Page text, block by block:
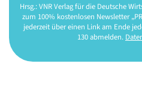
Hrsg.: VNR Verlag für die Deutsche
zum 100% kostenlosen Newsletter
jederzeit über einen Link am Ende
130 abmelden.